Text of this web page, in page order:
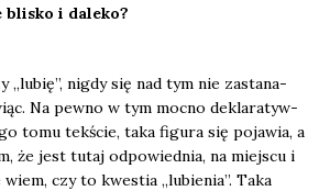
bli­sko i dale­ko?
„lubię”, nigdy się nad tym nie zasta­na­
Na pew­no w tym moc­no dekla­ra­tyw­
tomu tek­ście, taka figu­ra się poja­wia, a
że jest tutaj odpo­wied­nia, na miej­scu i
czy to kwe­stia „lubie­nia”. Taka